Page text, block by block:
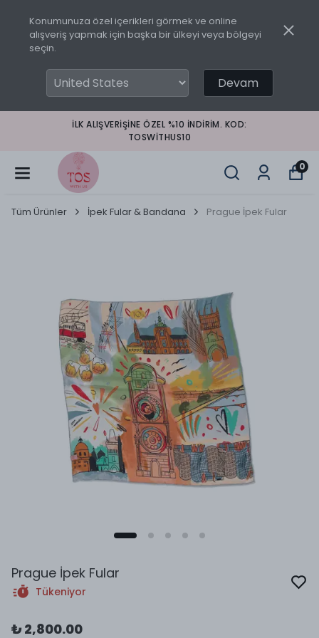
Konumunuza özel içerikleri görmek ve online
alışveriş yapmak için başka bir ülkeyi veya bölgeyi
seçin.
Devam
İLK ALIŞVERIŞINE ÖZEL %10 INDIRIM. KOD:
TOSWITHUS10
0
Tüm Ürünler İpek Fular & Bandana Prague İpek Fular
Prague İpek Fular
Tükeniyor
₺ 2,800.00